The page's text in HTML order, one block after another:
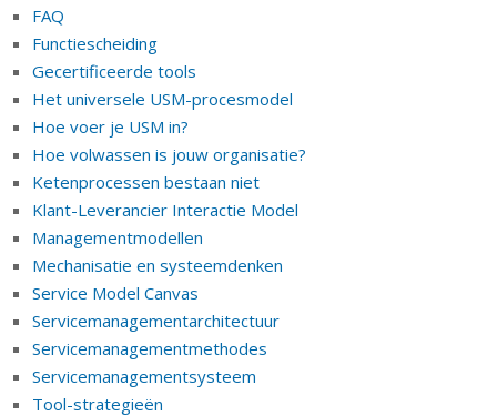
FAQ
Functiescheiding
Gecertificeerde tools
Het universele USM-procesmodel
Hoe voer je USM in?
Hoe volwassen is jouw organisatie?
Ketenprocessen bestaan niet
Klant-Leverancier Interactie Model
Managementmodellen
Mechanisatie en systeemdenken
Service Model Canvas
Servicemanagementarchitectuur
Servicemanagementmethodes
Servicemanagementsysteem
Tool-strategieën